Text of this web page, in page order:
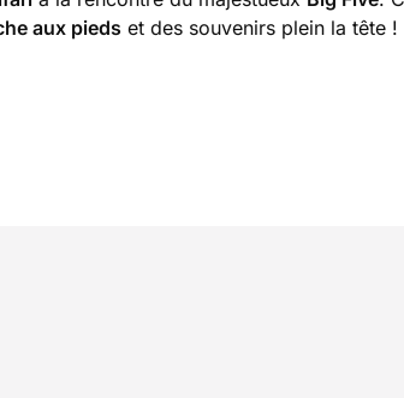
aux pieds et des souvenirs plein la tête !